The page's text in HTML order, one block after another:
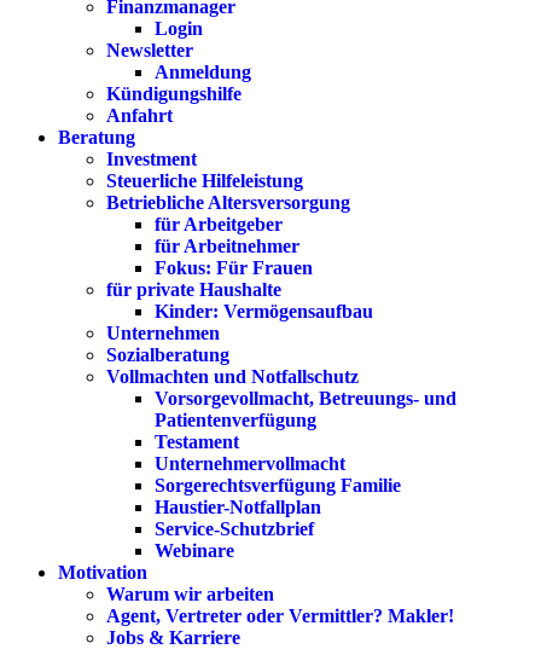
Finanzmanager
Login
Newsletter
Anmeldung
Kündigungshilfe
Anfahrt
Beratung
Investment
Steuerliche Hilfeleistung
Betriebliche Altersversorgung
für Arbeitgeber
für Arbeitnehmer
Fokus: Für Frauen
für private Haushalte
Kinder: Vermögensaufbau
Unternehmen
Sozialberatung
Vollmachten und Notfallschutz
Vorsorgevollmacht, Betreuungs- und
Patientenverfügung
Testament
Unternehmer­vollmacht
Sorgerechtsverfügung Familie
Haustier-Notfallplan
Service-Schutzbrief
Webinare
Motivation
Warum wir arbeiten
Agent, Vertreter oder Vermittler? Makler!
Jobs & Karriere